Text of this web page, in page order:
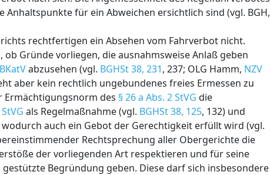
für ein Abweichen ersichtlich sind (vgl. BGH,
rechtfertigen ein Absehen vom Fahrverbot nicht.
Gründe vorliegen, die ausnahmsweise Anlaß geben
abzusehen (vgl. BGHSt 38, 231, 237; OLG Hamm, NZV
aber kein rechtlich ungebundenes freies Ermessen zu
Ermächtigungsnorm des § 26 a Abs. 2 StVG die
als Regelmaßnahme (vgl. BGHSt 38, 125, 132) und
auch ein Gebot der Gerechtigkeit erfüllt wird (vgl.
Rechtsprechung aller Obergerichte die
der vorliegenden Art respektieren und für seine
Begründung geben. Diese darf sich insbesondere